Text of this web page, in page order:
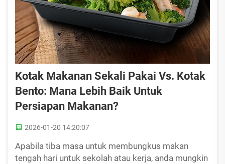
Kotak Makanan Sekali Pakai Vs. Kotak
Bento: Mana Lebih Baik Untuk
Persiapan Makanan?
2026-01-20 14:20:07
Apabila tiba masa untuk membungkus makan
tengah hari untuk sekolah atau kerja, anda mungkin